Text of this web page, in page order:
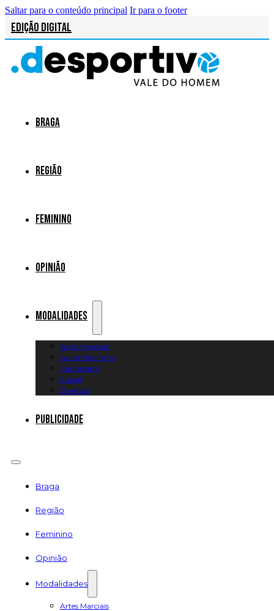
Saltar para o conteúdo principal Ir para o footer
Edição Digital
Braga
Região
Feminino
Opinião
Modalidades
Artes Marciais
Automobilismo
Canoagem
Futsal
Diversos
Publicidade
Braga
Região
Feminino
Opinião
Modalidades
Artes Marciais